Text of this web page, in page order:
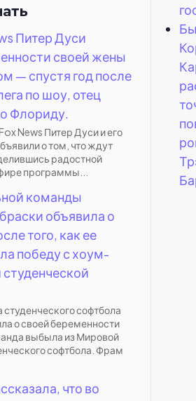
Питер Дуси
своей жены
— спустя год после
по шоу, отец
Флориду.
News Питер Дуси и его
о том, что ждут
радостной
программы...
команды
объявила о
того, как ее
победу с хоум-
софтбола
о своей беременности
выбыла из Мировой
софтбола. Фрам
что во